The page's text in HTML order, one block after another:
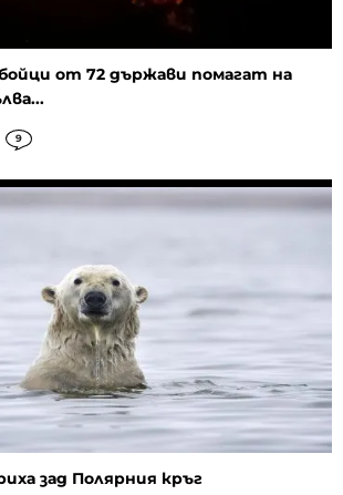
от 72 държави помагат на
9
зад Полярния кръг